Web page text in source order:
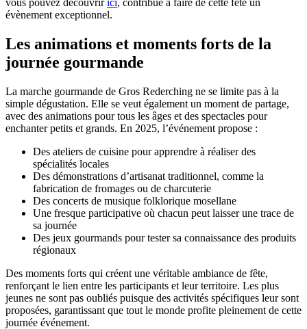
vous pouvez découvririci, contribue à faire de cette fête un
évènement exceptionnel.
Les animations et moments forts de la
journée gourmande
La marche gourmande de Gros Rederching ne se limite pas à la
simple dégustation. Elle se veut également un moment de partage,
avec des animations pour tous les âges et des spectacles pour
enchanter petits et grands. En 2025, l’événement propose :
Des ateliers de cuisine pour apprendre à réaliser des
spécialités locales
Des démonstrations d’artisanat traditionnel, comme la
fabrication de fromages ou de charcuterie
Des concerts de musique folklorique mosellane
Une fresque participative où chacun peut laisser une trace de
sa journée
Des jeux gourmands pour tester sa connaissance des produits
régionaux
Des moments forts qui créent une véritable ambiance de fête,
renforçant le lien entre les participants et leur territoire. Les plus
jeunes ne sont pas oubliés puisque des activités spécifiques leur sont
proposées, garantissant que tout le monde profite pleinement de cette
journée événement.